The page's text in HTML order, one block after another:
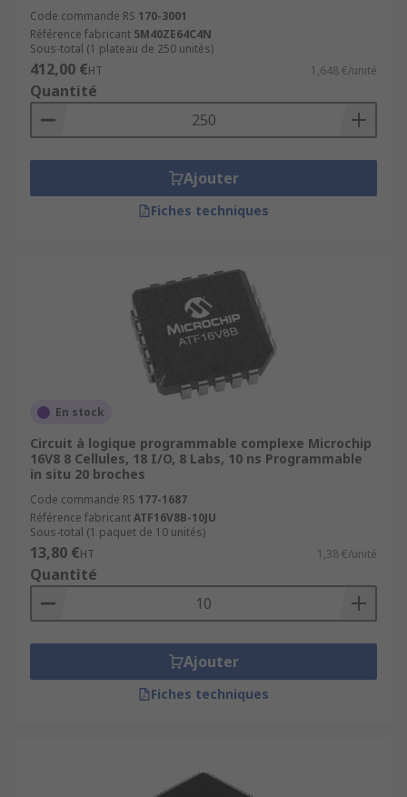
Code commande RS 170-3001
Référence fabricant 5M40ZE64C4N
Sous-total (1 plateau de 250 unités)
412,00 €HT 1,648 €/unité
Quantité
Ajouter
Fiches techniques
En stock
Circuit à logique programmable complexe Microchip
16V8 8 Cellules, 18 I/O, 8 Labs, 10 ns Programmable
in situ 20 broches
Code commande RS 177-1687
Référence fabricantATF16V8B-10JU
Sous-total (1 paquet de 10 unités)
13,80 €HT 1,38 €/unité
Quantité
Ajouter
Fiches techniques